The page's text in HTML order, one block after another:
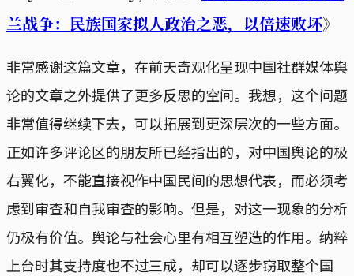
兰战争：民族国家拟人政治之恶，以倍速败坏》
非常感谢这篇文章，在前天奇观化呈现中国社群媒体舆
论的文章之外提供了更多反思的空间。我想，这个问题
非常值得继续下去，可以拓展到更深层次的一些方面。
正如许多评论区的朋友所已经指出的，对中国舆论的极
右翼化，不能直接视作中国民间的思想代表，而必须考
虑到审查和自我审查的影响。但是，对这一现象的分析
仍极有价值。舆论与社会心里有相互塑造的作用。纳粹
上台时其支持度也不过三成，却可以逐步窃取整个国